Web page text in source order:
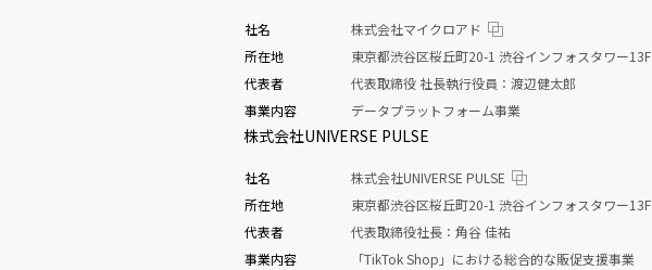
社名
株式会社マイクロアド
所在地
東京都渋谷区桜丘町20-1 渋谷インフォスタワー13F
代表者
代表取締役 社長執行役員：渡辺健太郎
事業内容
データプラットフォーム事業
株式会社UNIVERSE PULSE
社名
株式会社UNIVERSE PULSE
所在地
東京都渋谷区桜丘町20-1 渋谷インフォスタワー13F
代表者
代表取締役社長：角谷 佳祐
事業内容
「TikTok Shop」における総合的な販促支援事業